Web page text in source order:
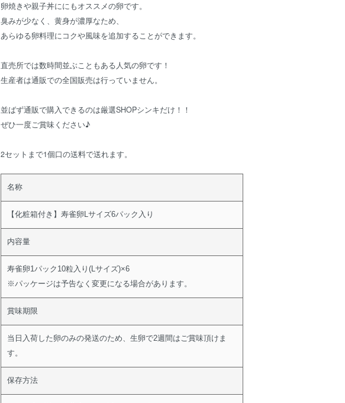
卵焼きや親子丼ににもオススメの卵です。
臭みが少なく、黄身が濃厚なため、
あらゆる卵料理にコクや風味を追加することができます。
直売所では数時間並ぶこともある人気の卵です！
生産者は通販での全国販売は行っていません。
並ばず通販で購入できるのは厳選SHOPシンキだけ！！
ぜひ一度ご賞味ください♪
2セットまで1個口の送料で送れます。
名称
【化粧箱付き】寿雀卵Lサイズ6パック入り
内容量
寿雀卵1パック10粒入り(Lサイズ)×6
※パッケージは予告なく変更になる場合があります。
賞味期限
当日入荷した卵のみの発送のため、生卵で2週間はご賞味頂けま
す。
保存方法